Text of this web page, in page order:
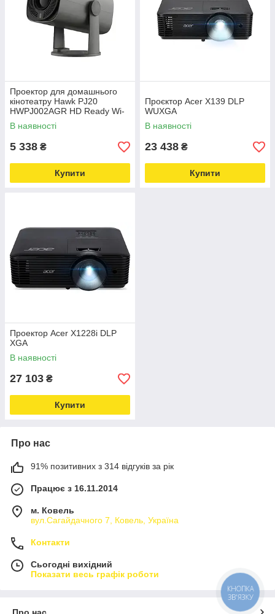
Проектор для домашнього
кінотеатру Hawk PJ20
HWPJ002AGR HD Ready Wi-
Fi Bluetooth
В наявності
5 338 ₴
Купити
Проєктор Acer X139 DLP
WUXGA
В наявності
23 438 ₴
Купити
Проектор Acer X1228i DLP
XGA
В наявності
27 103 ₴
Купити
Про нас
91% позитивних з 314 відгуків за рік
Працює з 16.11.2014
м. Ковель
вул.Сагайдачного 7, Ковель, Україна
Контакти
Сьогодні вихідний
Показати весь графік роботи
КНОПКА
ЗВ'ЯЗКУ